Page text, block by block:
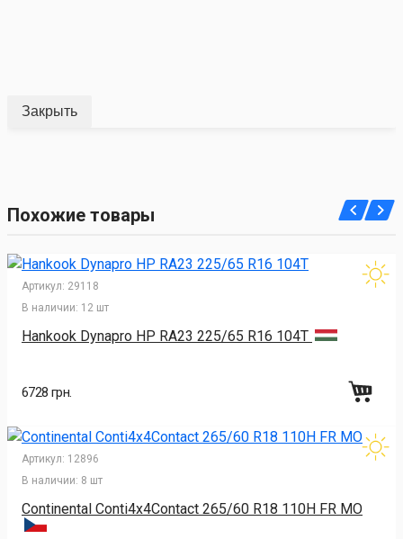
Закрыть
Похожие товары
Артикул: 29118
В наличии: 12 шт
Hankook Dynapro HP RA23 225/65 R16 104T
6728 грн.
Артикул: 12896
В наличии: 8 шт
Continental Conti4x4Contact 265/60 R18 110H FR MO